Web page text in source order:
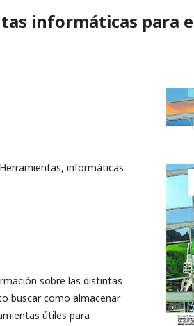
informáticas para
informáticas
sobre las distintas
buscar como almacenar
útiles para